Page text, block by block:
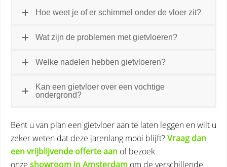
Hoe weet je of er schimmel onder de vloer zit?
Wat zijn de problemen met gietvloeren?
Welke nadelen hebben gietvloeren?
Kan een gietvloer over een vochtige
ondergrond?
Bent u van plan een gietvloer aan te laten leggen en wilt u
zeker weten dat deze jarenlang mooi blijft? Vraag dan
een vrijblijvende offerte aan of bezoek
onze showroom in Amsterdam om de verschillende